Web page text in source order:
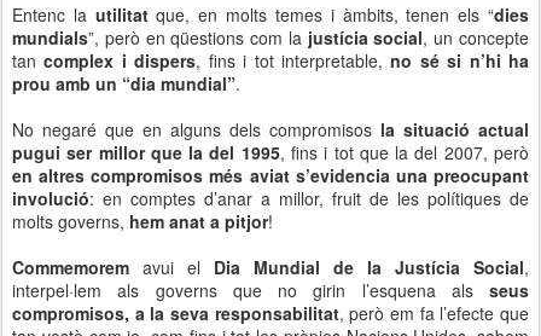
Entenc la utilitatque, en molts temes i àmbits, tenen els “dies
mundials”, però en qüestions com la justícia social, un concepte
tancomplex i dispers, fins i tot interpretable,no sé si n’hi ha
prou amb un “dia mundial”.
No negaré que en alguns dels compromisos la situació actual
pugui ser millor que la del 1995, fins i tot que la del 2007, però
en altres compromisos més aviat s’evidencia una preocupant
involució: en comptes d’anar a millor, fruit de les polítiques de
molts governs, hem anat a pitjor!
Commemorem avui el Dia Mundial de la Justícia Social,
interpel·lem als governs que no girin l’esquena als seus
compromisos, a la seva responsabilitat, però em fa l’efecte que